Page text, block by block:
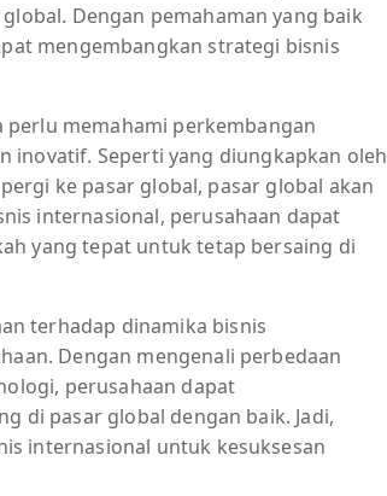
Dengan pemahaman yang baik
mengembangkan strategi bisnis
memahami perkembangan
inovatif. Seperti yang diungkapkan oleh
ke pasar global, pasar global akan
internasional, perusahaan dapat
yang tepat untuk tetap bersaing di
terhadap dinamika bisnis
Dengan mengenali perbedaan
perusahaan dapat
di pasar global dengan baik. Jadi,
internasional untuk kesuksesan